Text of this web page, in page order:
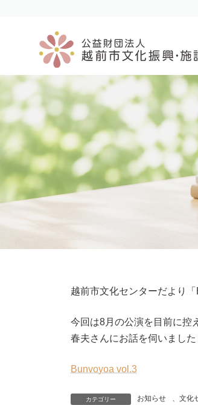
ス
ッ
プ
ン
移
動
越前市文化センターだより
今回は8月の公演を目前に控
春夫さんにお話を伺いました
Bunvoyoa vol.3
カテゴリー お知らせ 文化